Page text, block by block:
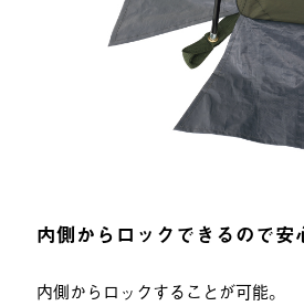
内側からロックできるので安
内側からロックすることが可能。